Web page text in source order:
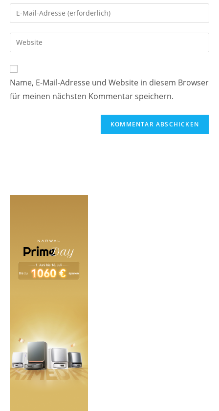
Namen
oder
zum
Kommentieren
ein
Gib
deine
E-
Mail-
Kommentieren
ein
Gib
deine
URL
ein
(optional)
Name, E-Mail-Adresse und Website in diesem Browser
für meinen nächsten Kommentar speichern.